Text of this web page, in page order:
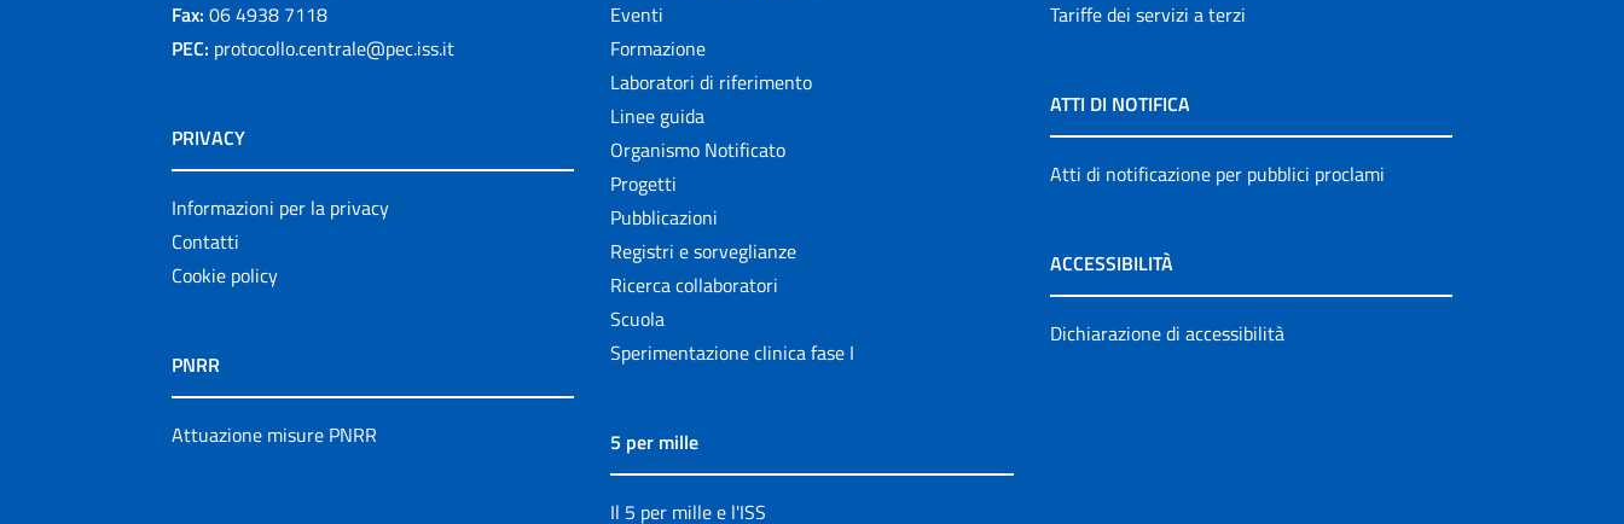
Fax: 06 4938 7118
PEC: protocollo.centrale@pec.iss.it
PRIVACY
Informazioni per la privacy
Contatti
Cookie policy
PNRR
Attuazione misure PNRR
Eventi
Formazione
Laboratori di riferimento
Linee guida
Organismo Notificato
Progetti
Pubblicazioni
Registri e sorveglianze
Ricerca collaboratori
Scuola
Sperimentazione clinica fase I
5 per mille
Il 5 per mille e l'ISS
Tariffe dei servizi a terzi
ATTI DI NOTIFICA
Atti di notificazione per pubblici proclami
ACCESSIBILITÀ
Dichiarazione di accessibilità